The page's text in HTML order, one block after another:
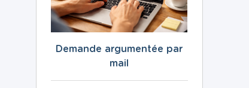
Demande argumentée par
mail